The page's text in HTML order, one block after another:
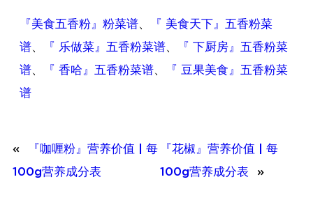
『美食五香粉』粉菜谱、
『 美食天下』五香粉菜
谱、 『 乐做菜』五香粉菜谱、
『 下厨房』五香粉菜
谱、 『 香哈』五香粉菜谱、
『 豆果美食』五香粉菜
谱
«
『咖喱粉』营养价值 | 每
100g营养成分表
『花椒』营养价值 | 每
100g营养成分表
»